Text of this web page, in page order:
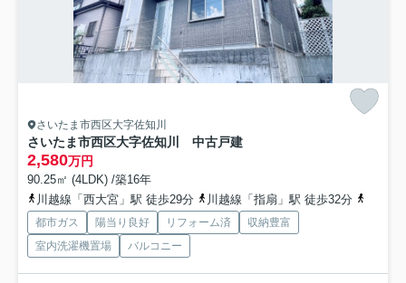
さいたま市西区大字佐知川
さいたま市西区大字佐知川 中古戸建
2,580万円
90.25㎡ (4LDK) /築16年
川越線「西大宮」駅 徒歩29分
川越線「指扇」駅 徒歩32分
都市ガス 陽当り良好 リフォーム済
収納豊富
室内洗濯機置場
バルコニー